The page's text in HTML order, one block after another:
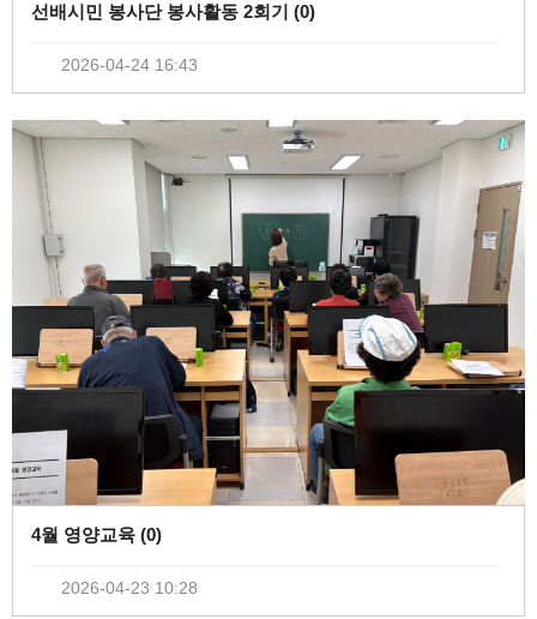
선배시민 봉사단 봉사활동 2회기 (0)
2026-04-24 16:43
4월 영양교육 (0)
2026-04-23 10:28